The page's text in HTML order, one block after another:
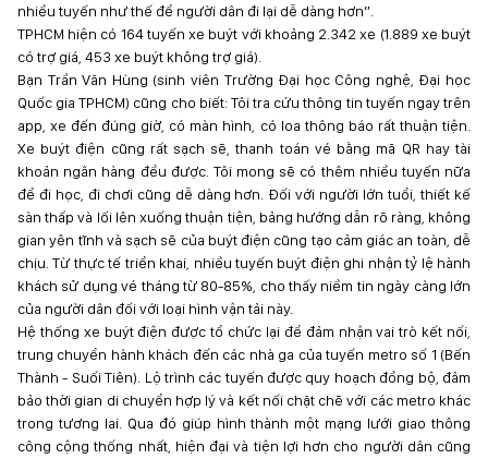
nhiều tuyến như thế để người dân đi lại dễ dàng hơn”.
TPHCM hiện có 164 tuyến xe buýt với khoảng 2.342 xe (1.889 xe buýt
có trợ giá, 453 xe buýt không trợ giá).
Bạn Trần Văn Hùng (sinh viên Trường Đại học Công nghệ, Đại học
Quốc gia TPHCM) cũng cho biết: Tôi tra cứu thông tin tuyến ngay trên
app, xe đến đúng giờ, có màn hình, có loa thông báo rất thuận tiện.
Xe buýt điện cũng rất sạch sẽ, thanh toán vé bằng mã QR hay tài
khoản ngân hàng đều được. Tôi mong sẽ có thêm nhiều tuyến nữa
để đi học, đi chơi cũng dễ dàng hơn. Đối với người lớn tuổi, thiết kế
sàn thấp và lối lên xuống thuận tiện, bảng hướng dẫn rõ ràng, không
gian yên tĩnh và sạch sẽ của buýt điện cũng tạo cảm giác an toàn, dễ
chịu. Từ thực tế triển khai, nhiều tuyến buýt điện ghi nhận tỷ lệ hành
khách sử dụng vé tháng từ 80-85%, cho thấy niềm tin ngày càng lớn
của người dân đối với loại hình vận tải này.
Hệ thống xe buýt điện được tổ chức lại để đảm nhận vai trò kết nối,
trung chuyển hành khách đến các nhà ga của tuyến metro số 1 (Bến
Thành - Suối Tiên). Lộ trình các tuyến được quy hoạch đồng bộ, đảm
bảo thời gian di chuyển hợp lý và kết nối chặt chẽ với các metro khác
trong tương lai. Qua đó giúp hình thành một mạng lưới giao thông
công cộng thống nhất, hiện đại và tiện lợi hơn cho người dân cũng